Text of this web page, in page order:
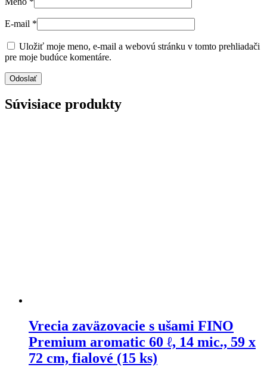
E-mail *
Uložiť moje meno, e-mail a webovú stránku v tomto prehliadači
pre moje budúce komentáre.
Súvisiace produkty
Vrecia zaväzovacie s ušami FINO
Premium aromatic 60 ℓ, 14 mic., 59 x
72 cm, fialové (15 ks)